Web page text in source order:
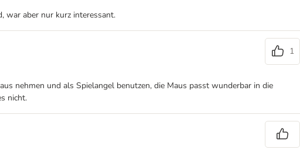
war aber nur kurz interessant.
1
nehmen und als Spielangel benutzen, die Maus passt wunderbar in die
nicht.